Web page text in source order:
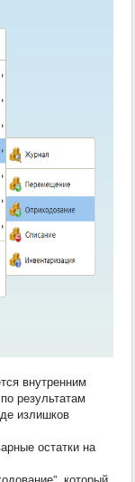
внутренним
результатам
излишков
остатки на